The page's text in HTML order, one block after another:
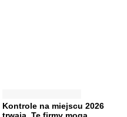
Kontrole na miejscu 2026